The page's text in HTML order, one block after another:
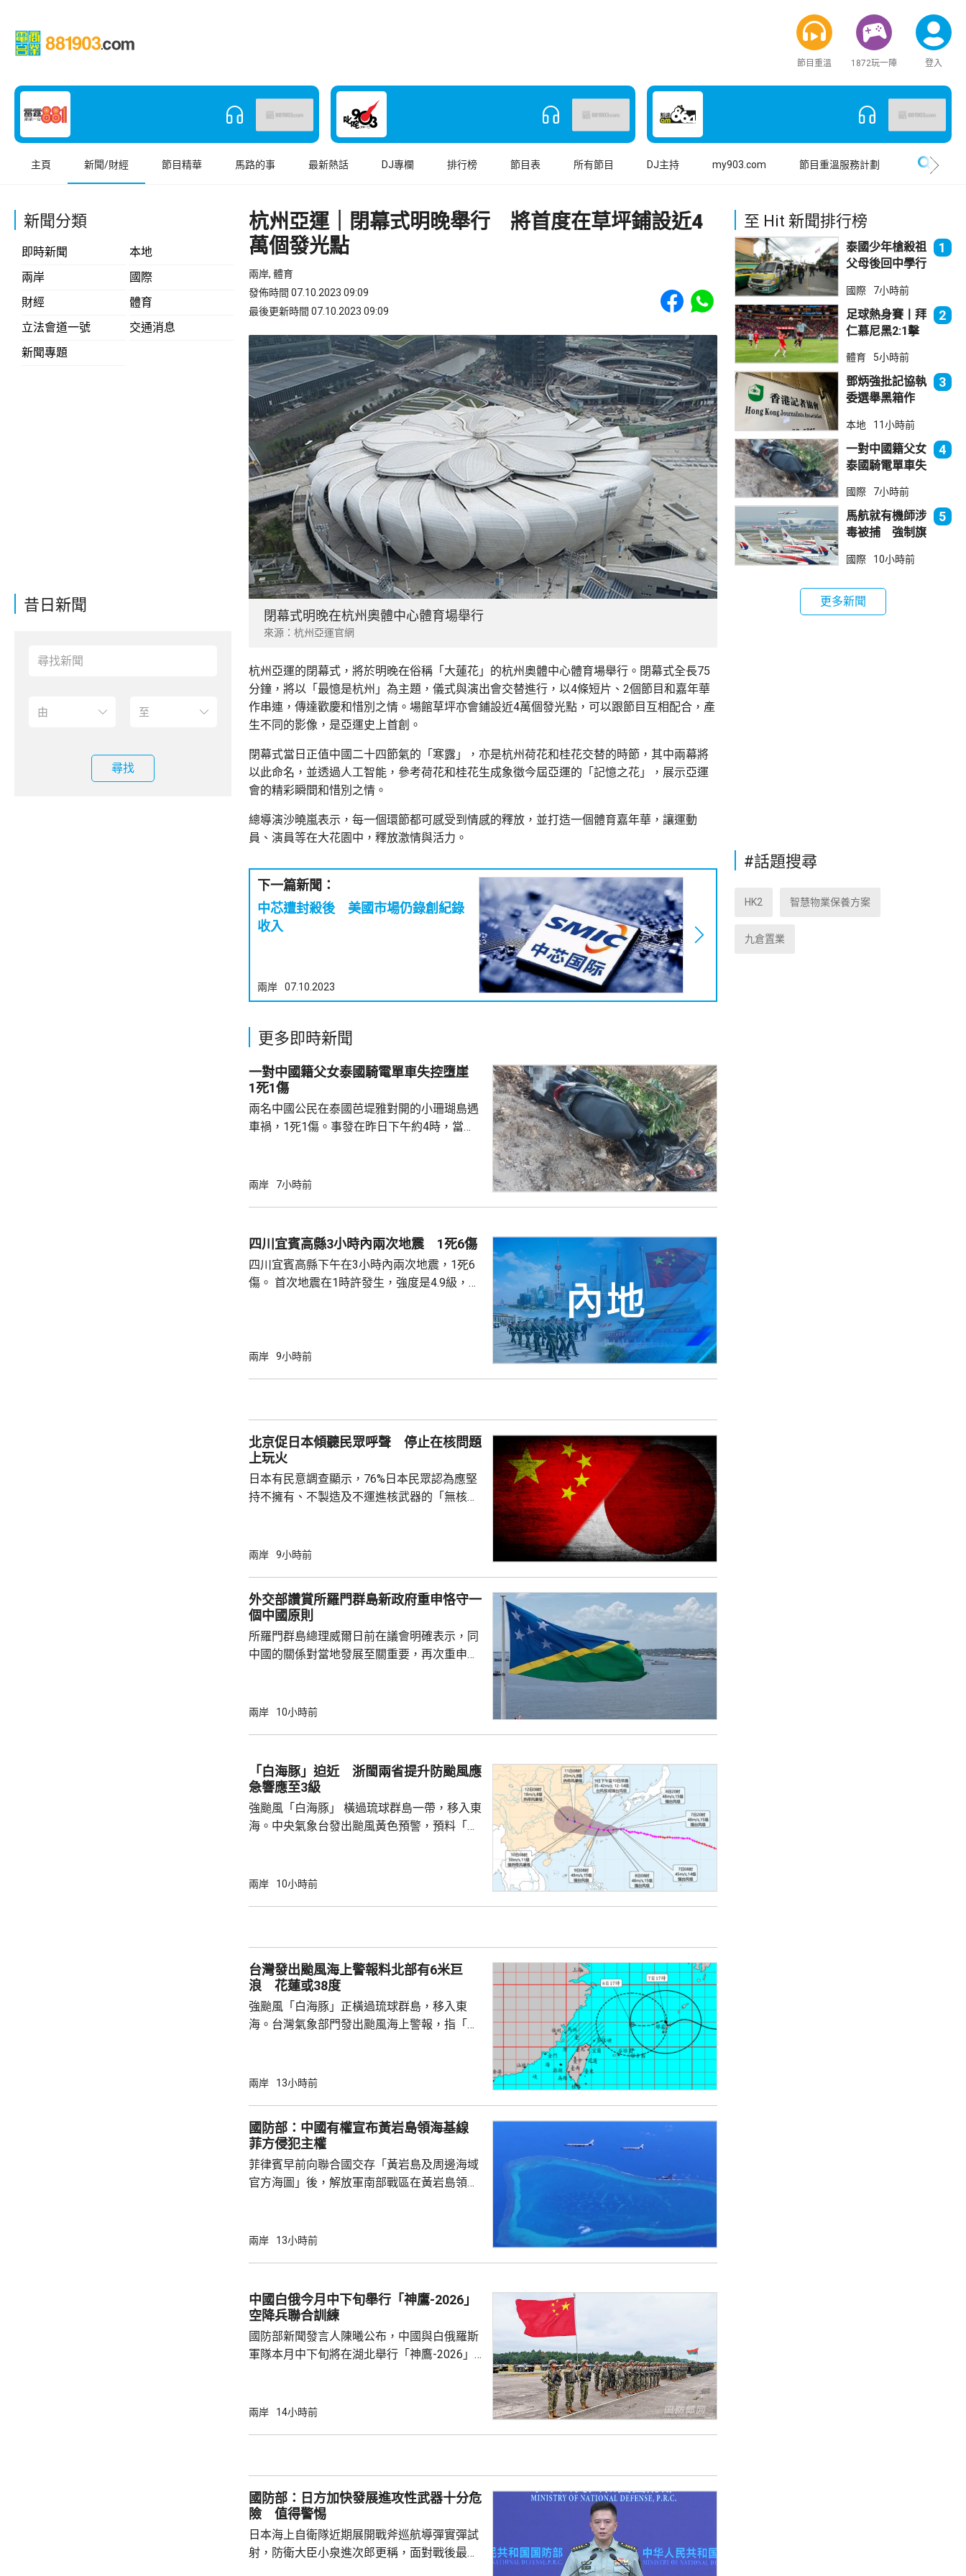
節目重溫 1872玩一陣 登入
主頁 新聞/財經 節目精華 馬路的事 最新熱話 DJ專欄 排行榜 節目表 所有節目 DJ主持 my903.com 節目重溫服務計劃
新聞分類
即時新聞
本地
兩岸
國際
財經
體育
立法會道一號
交通消息
新聞專題
昔日新聞
尋找
杭州亞運｜閉幕式明晚舉行 將首度在草坪鋪設近4
萬個發光點
兩岸, 體育
發佈時間 07.10.2023 09:09
最後更新時間 07.10.2023 09:09
Share to Facebook
Share to WhatsApp
閉幕式明晚在杭州奧體中心體育場舉行
來源：杭州亞運官網
杭州亞運的閉幕式，將於明晚在俗稱「大蓮花」的杭州奧體中心體育場舉行。閉幕式全長75
分鐘，將以「最憶是杭州」為主題，儀式與演出會交替進行，以4條短片、2個節目和嘉年華
作串連，傳達歡慶和惜別之情。場館草坪亦會鋪設近4萬個發光點，可以跟節目互相配合，產
生不同的影像，是亞運史上首創。
閉幕式當日正值中國二十四節氣的「寒露」，亦是杭州荷花和桂花交替的時節，其中兩幕將
以此命名，並透過人工智能，參考荷花和桂花生成象徵今屆亞運的「記憶之花」，展示亞運
會的精彩瞬間和惜別之情。
總導演沙曉嵐表示，每一個環節都可感受到情感的釋放，並打造一個體育嘉年華，讓運動
員、演員等在大花園中，釋放激情與活力。
下一篇新聞：
中芯遭封殺後 美國市場仍錄創紀錄
收入
兩岸 07.10.2023
更多即時新聞
一對中國籍父女泰國騎電單車失控墮崖
1死1傷
兩名中國公民在泰國芭堤雅對開的小珊瑚島遇
車禍，1死1傷。事發在昨日下午約4時，當地
歲父親當場死亡，年約30歲的女兒受傷送院救
後，已聯繫辦案警局及醫院，要求積極救治傷
者，妥善保存死者遺體。使館已聯繫死者在國
內的親屬，將為家屬在泰國善後提...
兩岸 7小時前
四川宜賓高縣3小時內兩次地震 1死6傷
四川宜賓高縣下午在3小時內兩次地震，1死6
傷。 首次地震在1時許發生，強度是4.9級，4
部緊急調集17支救援力量合共180多人救災。
兩岸 9小時前
北京促日本傾聽民眾呼聲 停止在核問題
上玩火
日本有民意調查顯示，76%日本民眾認為應堅
持不擁有、不製造及不運進核武器的「無核三
言人林劍回應指，民調結果充分反映日本主流
圖突破「無核三原則」，暴露出日本右翼勢力
日益膨脹的政治、軍事野心，是拿一億多日本
人民的未來豪賭。 林劍指出，民心不...
兩岸 9小時前
外交部讚賞所羅門群島新政府重申恪守一
個中國原則
所羅門群島總理威爾日前在議會明確表示，同
中國的關係對當地發展至關重要，再次重申所
個中國，台灣是中國領土不可分割的一部分，
為深化彼此合作提供了必要條件。 林劍表示，
中方願同所羅門群島持續深化新時代相互尊
國...
兩岸 10小時前
「白海豚」迫近 浙閩兩省提升防颱風應
急響應至3級
強颱風「白海豚」 橫過琉球群島一帶，移入東
海。中央氣象台發出颱風黃色預警，預料「白
午及下午4時，提升防颱風應急響應至三級。
域避風，泉州以北19條客渡運航線已停航。
浙江省氣象台預料「白海豚」有較...
兩岸 10小時前
台灣發出颱風海上警報料北部有6米巨
浪 花蓮或38度
強颱風「白海豚」正橫過琉球群島，移入東
海。台灣氣象部門發出颱風海上警報，指「白
岸、蘭嶼、綠島、恆春半島及馬祖易有湧浪，
門又指，受颱風外圍環流沉降影響，台灣多地
天氣高溫炎熱，宜蘭縣及花蓮縣可能出現焚風
現象，花蓮縣可能出現攝氏38度高溫，台北
市...
兩岸 13小時前
國防部：中國有權宣布黃岩島領海基線
菲方侵犯主權
菲律賓早前向聯合國交存「黃岩島及周邊海域
官方海圖」後，解放軍南部戰區在黃岩島領
被菲方批評是非法行為。 國防部新聞發言人陳
據國際法宣布黃岩島領海基線的國家，譴責菲
方行徑嚴重侵犯中國領土主權，違反國際法與
國際關係基本準則，非法無效，而中方組織...
兩岸 13小時前
中國白俄今月中下旬舉行「神鷹-2026」
空降兵聯合訓練
國防部新聞發言人陳曦公布，中國與白俄羅斯
軍隊本月中下旬將在湖北舉行「神鷹-2026」
剿與固守等演練，是雙方第4次舉行有關系列
恐行動為背景的「雄鷹突擊-2024」陸軍聯合
訓練。至於「神鷹」系列對上一次...
兩岸 14小時前
國防部：日方加快發展進攻性武器十分危
險 值得警惕
日本海上自衛隊近期展開戰斧巡航導彈實彈試
射，防衛大臣小泉進次郎更稱，面對戰後最嚴
至 Hit 新聞排行榜
泰國少年槍殺祖
父母後回中學行
死23傷
1
國際 7小時前
足球熱身賽丨拜
仁慕尼黑2:1擊
2
體育 5小時前
鄧炳強批記協執
委選舉黑箱作
國安一定「釘死
你」
3
本地 11小時前
一對中國籍父女
泰國騎電單車失
傷
4
國際 7小時前
馬航就有機師涉
毒被捕 強制旗
毒品檢測
5
國際 10小時前
更多新聞
#話題搜尋
HK2 智慧物業保養方案
九倉置業